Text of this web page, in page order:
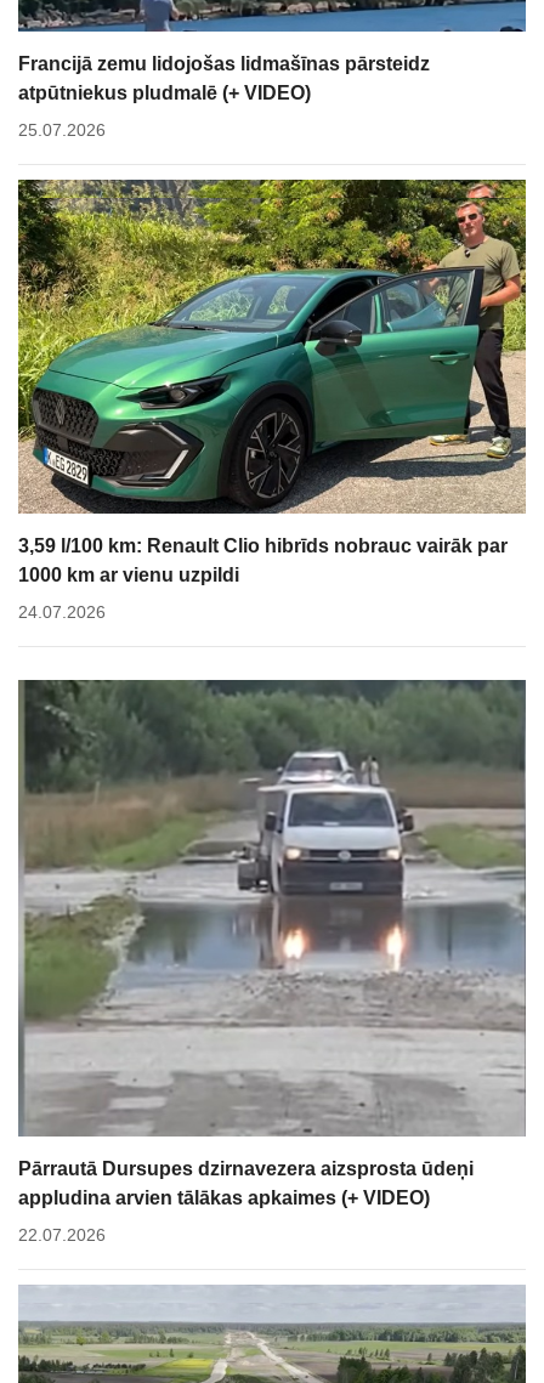
Francijā zemu lidojošas lidmašīnas pārsteidz
atpūtniekus pludmalē (+ VIDEO)
25.07.2026
3,59 l/100 km: Renault Clio hibrīds nobrauc vairāk par
1000 km ar vienu uzpildi
24.07.2026
Pārrautā Dursupes dzirnavezera aizsprosta ūdeņi
appludina arvien tālākas apkaimes (+ VIDEO)
22.07.2026